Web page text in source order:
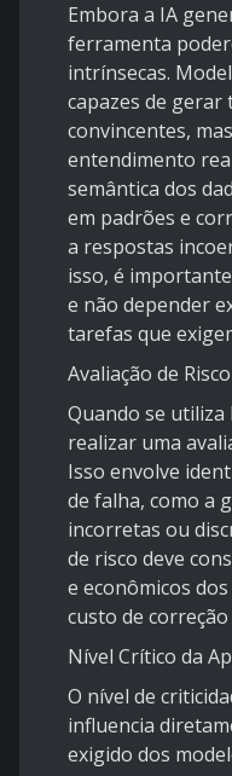
Embora a IA
ferramenta
intrínsecas.
capazes de
convincentes,
entendimento
semântica dos
em padrões e
a respostas
isso, é
e não depender
tarefas que
Avaliação de Risco
Quando se utiliza
realizar uma
Isso envolve
de falha, como a
incorretas ou
de risco deve
e econômicos
custo de
Nível Crítico da
O nível de
influencia
exigido dos